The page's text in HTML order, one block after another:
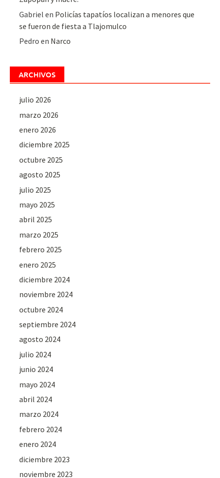
Gabriel en Policías tapatíos localizan a menores que
se fueron de fiesta a Tlajomulco
Pedro en Narco
ARCHIVOS
julio 2026
marzo 2026
enero 2026
diciembre 2025
octubre 2025
agosto 2025
julio 2025
mayo 2025
abril 2025
marzo 2025
febrero 2025
enero 2025
diciembre 2024
noviembre 2024
octubre 2024
septiembre 2024
agosto 2024
julio 2024
junio 2024
mayo 2024
abril 2024
marzo 2024
febrero 2024
enero 2024
diciembre 2023
noviembre 2023